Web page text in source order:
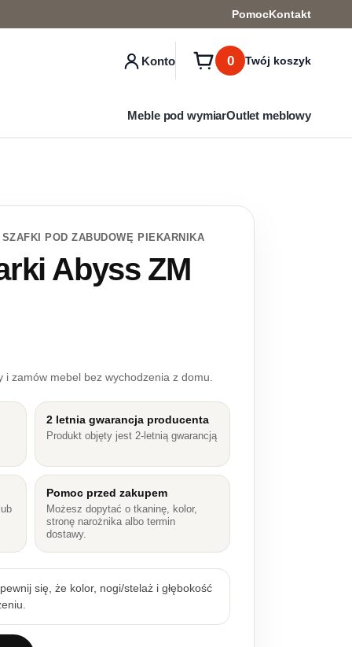
PomocKontakt
Konto 0 Twój koszyk
Meble pod wymiarOutlet meblowy
POD ZABUDOWĘ PIEKARNIKA
Abyss ZM
zamów mebel bez wychodzenia z domu.
2 letnia gwarancja producenta
Produkt objęty jest 2-letnią gwarancją
Pomoc przed zakupem
Możesz dopytać o tkaninę, kolor,
stronę narożnika albo termin
dostawy.
się, że kolor, nogi/stelaż i głębokość